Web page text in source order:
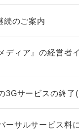
続のご案内
ディア』の経営者
3Gサービスの終了
ーサルサービス料